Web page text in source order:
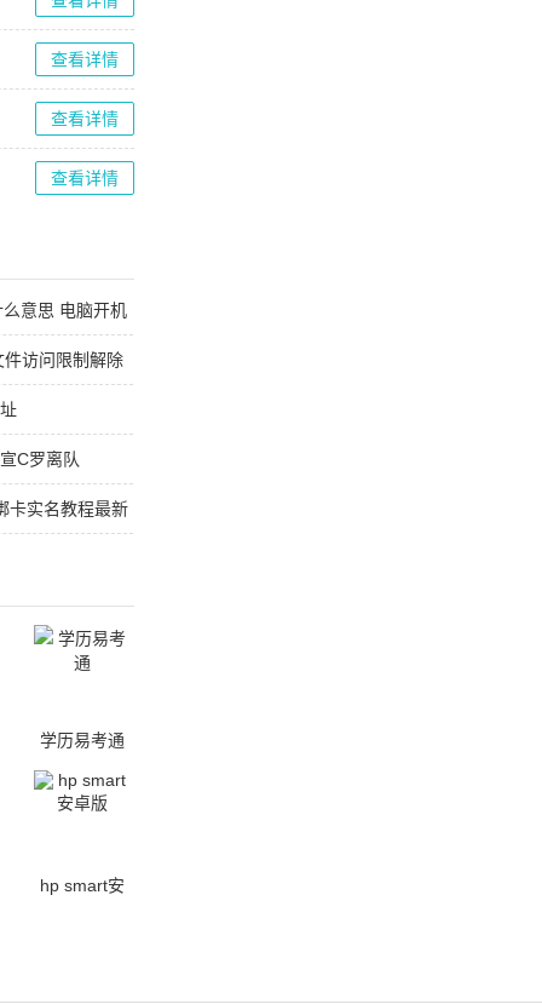
查看详情
查看详情
查看详情
意思 电脑开机
访问限制解除
C罗离队
卡实名教程最新
学历易考通
hp smart安